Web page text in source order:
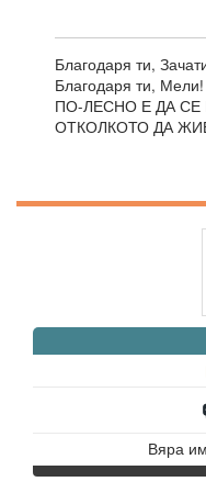
Благодаря ти,
Благодаря ти,
ПО-ЛЕСНО Е ДА
ОТКОЛКОТО ДА
Вяра